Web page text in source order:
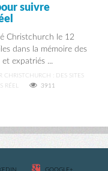
suivre
Christchurch le 12
dans la mémoire des
expatriés ...
CHRISTCHURCH : DES SITES
RÉEL
3911
GOOGLE+